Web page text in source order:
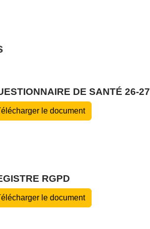
DE SANTÉ 26-27
le document
RGPD
le document